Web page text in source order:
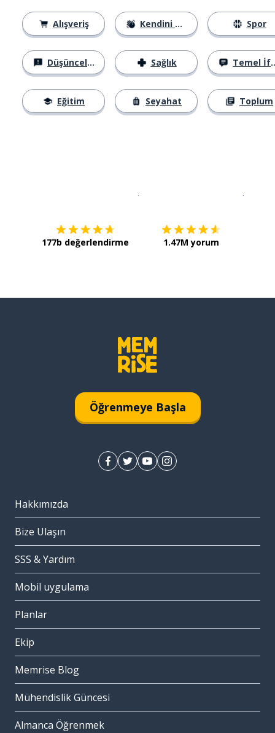
Alışveriş
Düşünceler
Eğitim
Kendini Tanıtma
Sağlık
Seyahat
Spor
Temel İfadeler
Toplum
177b değerlendirme 1.47M yorum
Öğrenmeye Başla
Hakkımızda
Bize Ulaşın
SSS & Yardım
Mobil uygulama
Planlar
Ekip
Memrise Blog
Mühendislik Güncesi
Almanca Öğrenmek